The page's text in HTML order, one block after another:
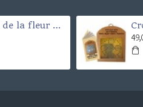
Les 21 secrets de la fleur de vie